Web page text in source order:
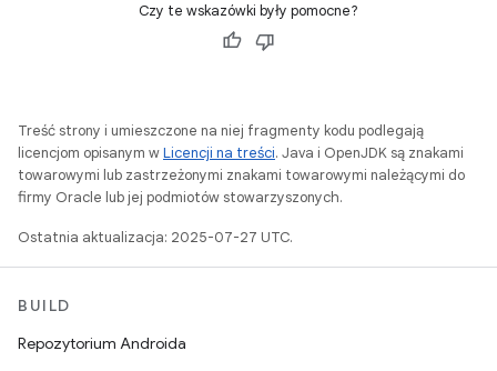
Czy te wskazówki były pomocne?
Treść strony i umieszczone na niej fragmenty kodu podlegają
licencjom opisanym wLicencji na treści. Java i OpenJDK są znakami
towarowymi lub zastrzeżonymi znakami towarowymi należącymi do
firmy Oracle lub jej podmiotów stowarzyszonych.
Ostatnia aktualizacja: 2025-07-27 UTC.
BUILD
Repozytorium Androida